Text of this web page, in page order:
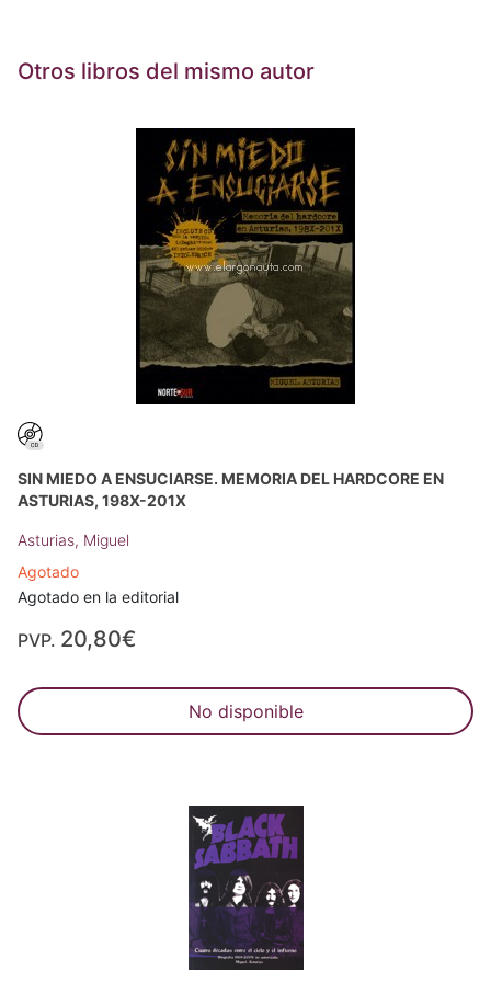
Otros libros del mismo autor
SIN MIEDO A ENSUCIARSE. MEMORIA DEL HARDCORE EN
ASTURIAS, 198X-201X
Asturias, Miguel
Agotado
Agotado en la editorial
PVP. 20,80€
No disponible